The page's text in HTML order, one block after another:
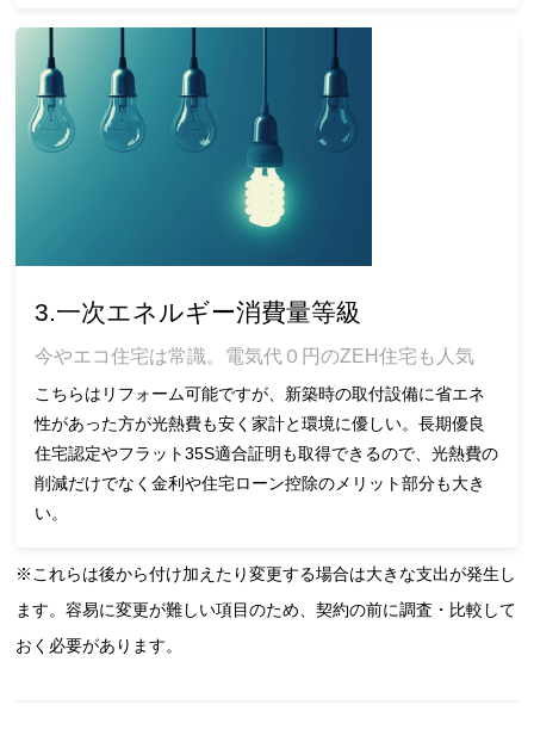
3.一次エネルギー消費量等級
今やエコ住宅は常識。電気代０円のZEH住宅も人気
こちらはリフォーム可能ですが、新築時の取付設備に省エネ
性があった方が光熱費も安く家計と環境に優しい。長期優良
住宅認定やフラット35S適合証明も取得できるので、光熱費の
削減だけでなく金利や住宅ローン控除のメリット部分も大き
い。
※これらは後から付け加えたり変更する場合は大きな支出が発生し
ます。容易に変更が難しい項目のため、契約の前に調査・比較して
おく必要があります。